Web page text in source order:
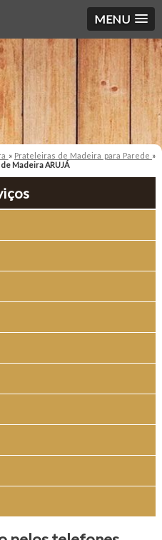
MENU
» Prateleiras de Madeira para Parede »
Madeira ARUJÁ